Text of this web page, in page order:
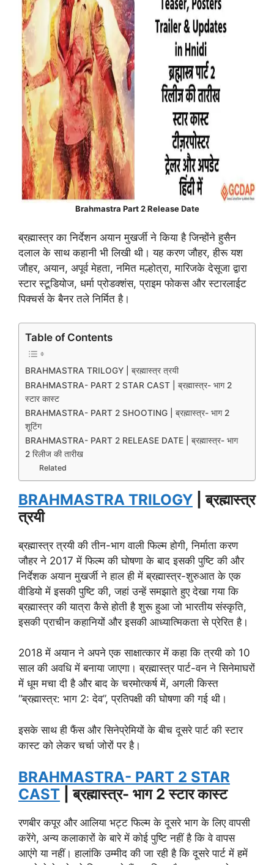
Brahmastra Part 2 Release Date
ब्रह्मास्त्र का निर्देशन अयान मुखर्जी ने किया है जिन्होंने हुसैन
दलाल के साथ कहानी भी लिखी थी। यह करण जौहर, हीरू यश
जौहर, अयान, अपूर्व मेहता, नमित मल्होत्रा, मारिजके देसूजा द्वारा
स्टार स्टूडियोज, धर्मा प्रोडक्शंस, प्राइम फोकस और स्टारलाईट
पिक्चर्स के बैनर तले निर्मित है।
Table of Contents
BRAHMASTRA TRILOGY | ब्रह्मास्त्र त्रयी
BRAHMASTRA- PART 2 STAR CAST | ब्रह्मास्त्र- भाग 2
स्टार कास्ट
BRAHMASTRA- PART 2 SHOOTING | ब्रह्मास्त्र- भाग 2
शूटिंग
BRAHMASTRA- PART 2 RELEASE DATE | ब्रह्मास्त्र- भाग
2 रिलीज की तारीख
Related
BRAHMASTRA TRILOGY | ब्रह्मास्त्र
त्रयी
ब्रह्मास्त्र त्रयी की तीन-भाग वाली फिल्म होगी, निर्माता करण
जौहर ने 2017 में फिल्म की घोषणा के बाद इसकी पुष्टि की और
निर्देशक अयान मुखर्जी ने हाल ही में ब्रह्मास्त्र-शुरुआत के एक
वीडियो में इसकी पुष्टि की, जहां उन्हें समझाते हुए देखा गया कि
ब्रह्मास्त्र की यात्रा कैसे होती है शुरू हुआ जो भारतीय संस्कृति,
इसकी प्राचीन कहानियों और इसकी आध्यात्मिकता से प्रेरित है।
2018 में अयान ने अपने एक साक्षात्कार में कहा कि त्रयी को 10
साल की अवधि में बनाया जाएगा। ब्रह्मास्त्र पार्ट-वन ने सिनेमाघरों
में धूम मचा दी है और बाद के चरमोत्कर्ष में, अगली किस्त
“ब्रह्मास्त्र: भाग 2: देव”, प्रतिपक्षी की घोषणा की गई थी।
इसके साथ ही फैंस और सिनेप्रेमियों के बीच दूसरे पार्ट की स्टार
कास्ट को लेकर चर्चा जोरों पर है।
BRAHMASTRA- PART 2 STAR
CAST | ब्रह्मास्त्र- भाग 2 स्टार कास्ट
रणबीर कपूर और आलिया भट्ट फिल्म के दूसरे भाग के लिए वापसी
करेंगे, अन्य कलाकारों के बारे में कोई पुष्टि नहीं है कि वे वापस
आएंगे या नहीं। हालांकि उम्मीद की जा रही है कि दूसरे पार्ट में हमें